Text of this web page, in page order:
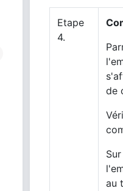
Etape
4.
de
au